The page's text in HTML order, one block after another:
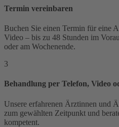
Termin vereinbaren
Buchen Sie einen Termin für eine
Video – bis zu 48 Stunden im
oder am Wochenende.
3
Behandlung per Telefon, Video
Unsere erfahrenen Ärztinnen und
zum gewählten Zeitpunkt und
kompetent.